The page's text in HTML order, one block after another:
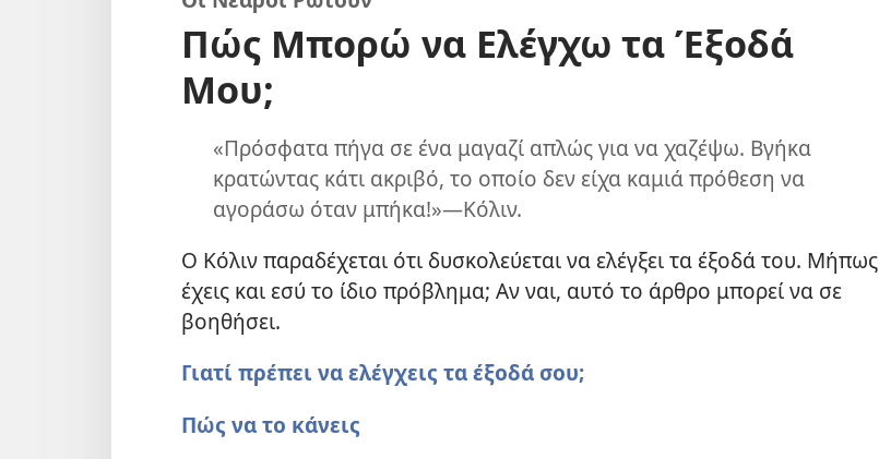
Πώς Μπορώ να Ελέγχω τα Έξοδά
Μου;
«Πρόσφατα πήγα σε ένα μαγαζί απλώς για να χαζέψω. Βγήκα
κρατώντας κάτι ακριβό, το οποίο δεν είχα καμιά πρόθεση να
αγοράσω όταν μπήκα!»—Κόλιν.
Ο Κόλιν παραδέχεται ότι δυσκολεύεται να ελέγξει τα έξοδά του. Μήπως
έχεις και εσύ το ίδιο πρόβλημα; Αν ναι, αυτό το άρθρο μπορεί να σε
βοηθήσει.
Γιατί πρέπει να ελέγχεις τα έξοδά σου;
Πώς να το κάνεις